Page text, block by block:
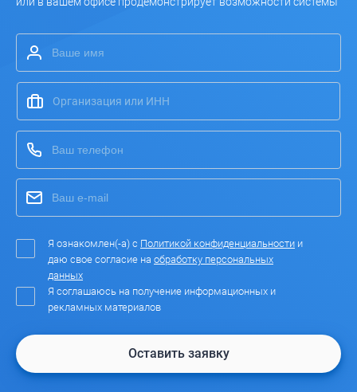
Я ознакомлен(-а) с Политикой конфиденциальности и
даю свое согласие на обработку персональных
данных
Я соглашаюсь на получение информационных и
рекламных материалов
Оставить заявку